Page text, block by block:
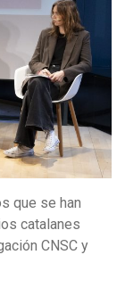
que se han
catalanes
CNSC y